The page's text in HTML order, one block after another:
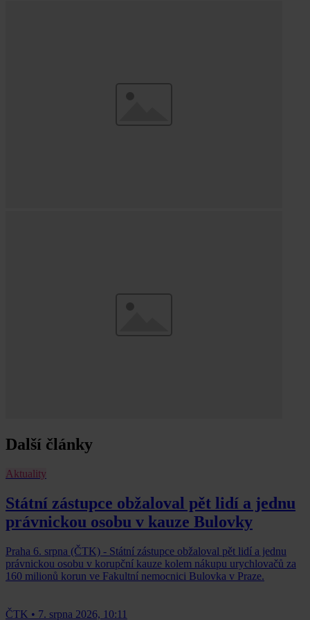
Další články
Aktuality
Státní zástupce obžaloval pět lidí a jednu
právnickou osobu v kauze Bulovky
Praha 6. srpna (ČTK) - Státní zástupce obžaloval pět lidí a jednu
právnickou osobu v korupční kauze kolem nákupu urychlovačů za
160 milionů korun ve Fakultní nemocnici Bulovka v Praze.
ČTK • 7. srpna 2026, 10:11